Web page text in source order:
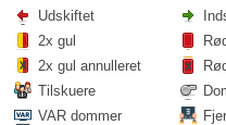
Udskiftet
2x gul
2x gul annulleret
Tilskuere
VAR dommer